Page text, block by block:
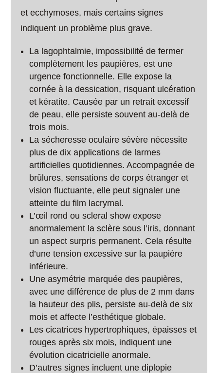
et ecchymoses, mais certains signes
indiquent un problème plus grave.
La lagophtalmie, impossibilité de fermer
complètement les paupières, est une
urgence fonctionnelle. Elle expose la
cornée à la dessication, risquant ulcération
et kératite. Causée par un retrait excessif
de peau, elle persiste souvent au-delà de
trois mois.
La sécheresse oculaire sévère nécessite
plus de dix applications de larmes
artificielles quotidiennes. Accompagnée de
brûlures, sensations de corps étranger et
vision fluctuante, elle peut signaler une
atteinte du film lacrymal.
L’œil rond ou scleral show expose
anormalement la sclère sous l’iris, donnant
un aspect surpris permanent. Cela résulte
d’une tension excessive sur la paupière
inférieure.
Une asymétrie marquée des paupières,
avec une différence de plus de 2 mm dans
la hauteur des plis, persiste au-delà de six
mois et affecte l’esthétique globale.
Les cicatrices hypertrophiques, épaisses et
rouges après six mois, indiquent une
évolution cicatricielle anormale.
D’autres signes incluent une diplopie